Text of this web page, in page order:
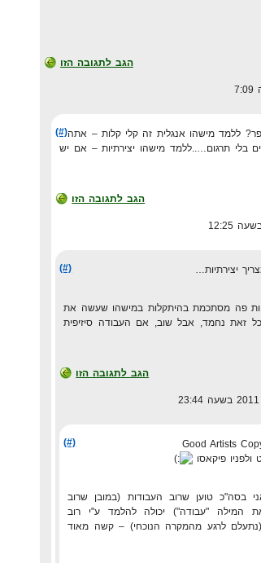
הגב לתגובה הזו
(#)ללמד מישהו אנגלית זה קלי קלות – אתה
בלי תרגום…..ללמד מישהו יצירתיות – אם יש
הגב לתגובה הזו
(#) יצירתיות…
פה מסתכמת בהיתקלות במישהו שעשה את
זאת נחמד, אבל שוב, אם העבודה סיזיפית
הגב לתגובה הזו
(#)
Good Artists
פיקאסו
בסה"כ טוען שרוב העבודות (במובן שרוב
המילה "עבודה") יכולה להלמד ע"י רוב
(נתעלם לרגע מהמקרה הנוכחי) – קשה מאוד